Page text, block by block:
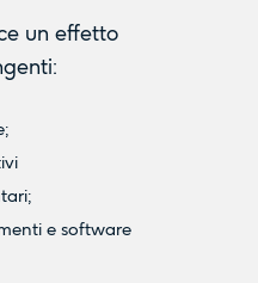
un effetto
e software